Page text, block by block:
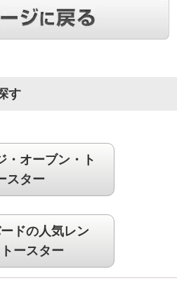
（北海道
福井県 60代
、カレーパンがおいしく焼
クロワッサンを焼くと、焦げずに
焼けました。それ以外にも。カレ
す
・オーブン・ト
スター
ドの人気レン
ースター